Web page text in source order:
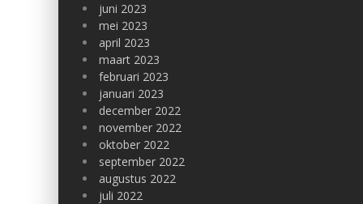
juni 2023
mei 2023
april 2023
maart 2023
februari 2023
januari 2023
december 2022
november 2022
oktober 2022
september 2022
augustus 2022
juli 2022